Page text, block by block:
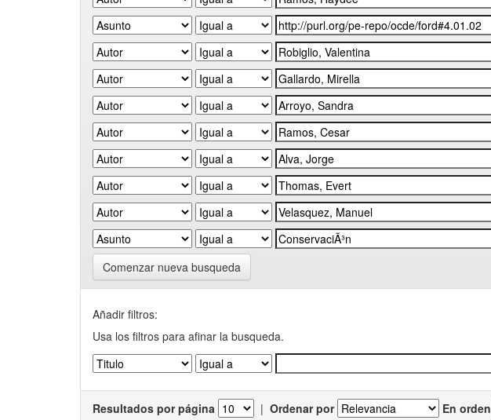
Comenzar nueva busqueda
Añadir filtros:
Usa los filtros para afinar la busqueda.
Resultados por página | Ordenar por En orden